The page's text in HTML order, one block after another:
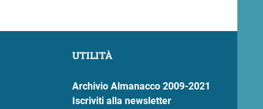
UTILITÀ
Archivio Almanacco 2009-2021
Iscriviti alla newsletter